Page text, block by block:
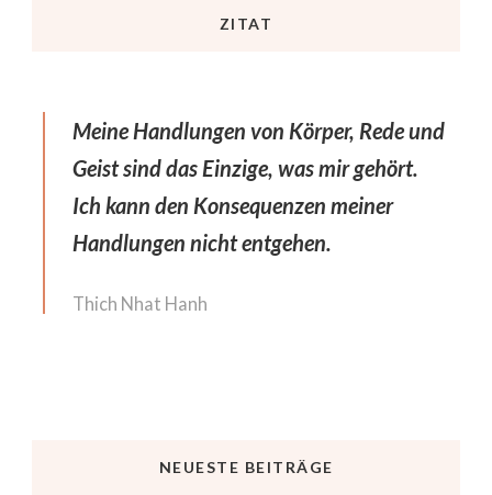
ZITAT
Meine Handlungen von Körper, Rede und
Geist sind das Einzige, was mir gehört.
Ich kann den Konsequenzen meiner
Handlungen nicht entgehen.
Thich Nhat Hanh
NEUESTE BEITRÄGE